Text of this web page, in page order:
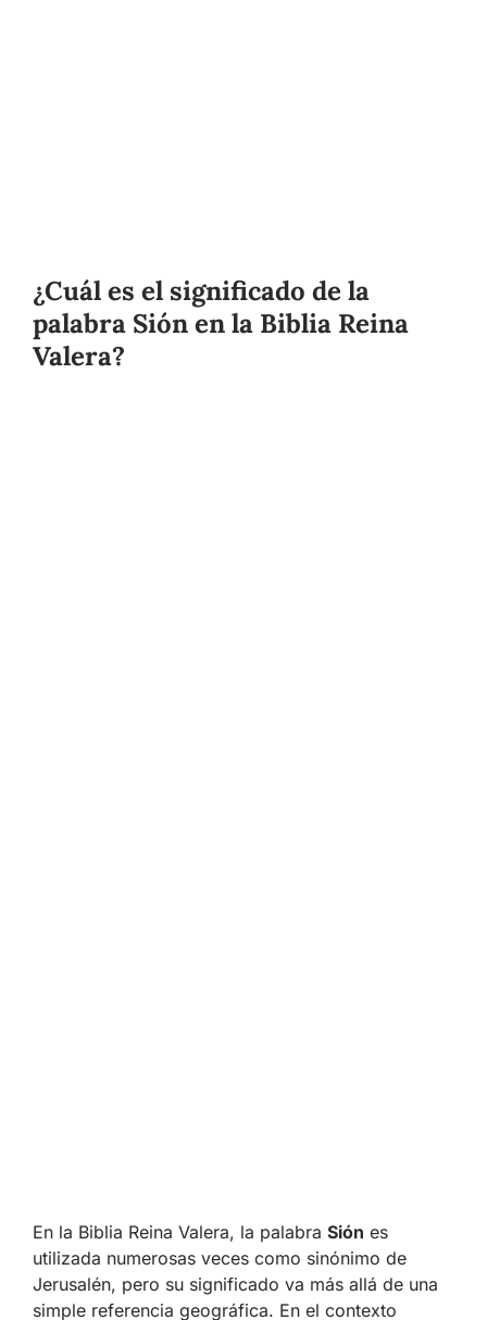
¿Cuál es el significado de la
palabra Sión en la Biblia Reina
Valera?
En la Biblia Reina Valera, la palabra Sión es
utilizada numerosas veces como sinónimo de
Jerusalén, pero su significado va más allá de una
simple referencia geográfica. En el contexto